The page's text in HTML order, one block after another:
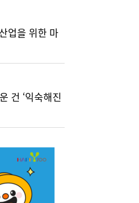
업을 위한 마
건 ‘익숙해진